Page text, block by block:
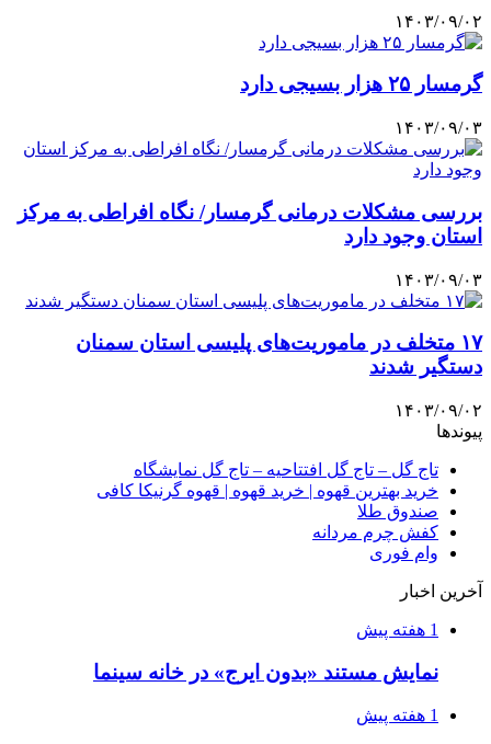
۱۴۰۳/۰۹/۰۲
گرمسار ۲۵ هزار بسیجی دارد
۱۴۰۳/۰۹/۰۳
بررسی مشکلات درمانی گرمسار/ نگاه افراطی به مرکز
استان وجود دارد
۱۴۰۳/۰۹/۰۳
۱۷ متخلف در ماموریت‌های پلیسی استان سمنان
دستگیر شدند
۱۴۰۳/۰۹/۰۲
پیوندها
تاج گل – تاج گل افتتاحیه – تاج گل نمایشگاه
خرید بهترین قهوه | خرید قهوه | قهوه گرنیکا کافی
صندوق طلا
کفش چرم مردانه
وام فوری
آخرین اخبار
1 هفته پیش
نمایش مستند «بدون ایرج» در خانه سینما
1 هفته پیش